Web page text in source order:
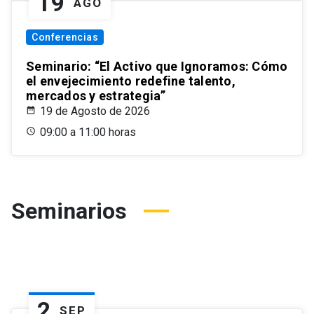
AGO
Conferencias
Seminario: “El Activo que Ignoramos: Cómo
el envejecimiento redefine talento,
mercados y estrategia”
19 de Agosto de 2026
09:00 a 11:00 horas
Seminarios
SEP